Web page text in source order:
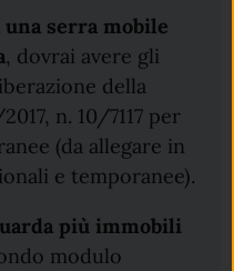
serra mobile
, dovrai avere gli
della
n. 10/7117 per
(da allegare in
e temporanee).
più immobili
modulo